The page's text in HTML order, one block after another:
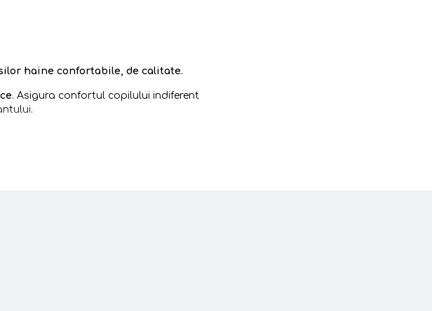
haine confortabile, de calitate.
. Asigura confortul copilului indiferent